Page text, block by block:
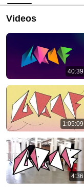
Videos
40:39
1:05:09
4:36